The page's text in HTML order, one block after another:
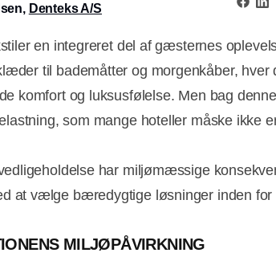
Denteks A/S
en integreret del af gæsternes
til bademåtter og morgenkåber, hver
komfort og luksusfølelse. Men bag
som mange hoteller måske ikke
har miljømæssige
at vælge bæredygtige løsninger inden for
MILJØPÅVIRKNING